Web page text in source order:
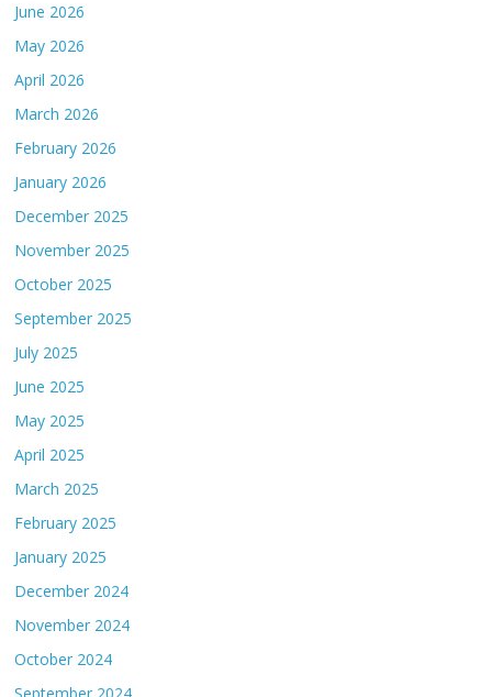
June 2026
May 2026
April 2026
March 2026
February 2026
January 2026
December 2025
November 2025
October 2025
September 2025
July 2025
June 2025
May 2025
April 2025
March 2025
February 2025
January 2025
December 2024
November 2024
October 2024